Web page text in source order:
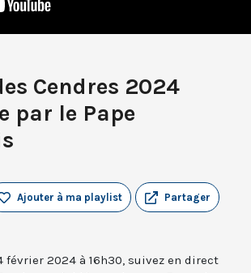
Cendres 2024
par le Pape
Partager
Ajouter à ma playlist
février 2024 à 16h30, suivez en direct